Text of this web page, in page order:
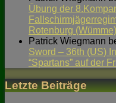
Übung der
Rotenburg (Wümme)
Patrick Wiegmann
Sword – 36th (US)
“Spartans” auf der
Letzte Beiträge